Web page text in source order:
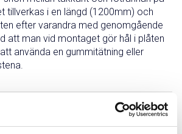
tillverkas i en längd (1200mm) och
efter varandra med genomgående
att man vid montaget gör hål i plåten
använda en gummitätning eller
Svartlackerad Tegelröd